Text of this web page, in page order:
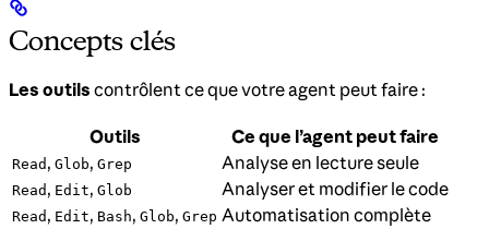
Concepts clés
Les outils contrôlent ce que votre agent peut faire :
Outils Ce que l’agent peut faire
Read , Glob, Grep Analyse en lecture seule
Read , Edit, Glob Analyser et modifier le code
Read , Edit, Bash, Glob, Grep Automatisation complète